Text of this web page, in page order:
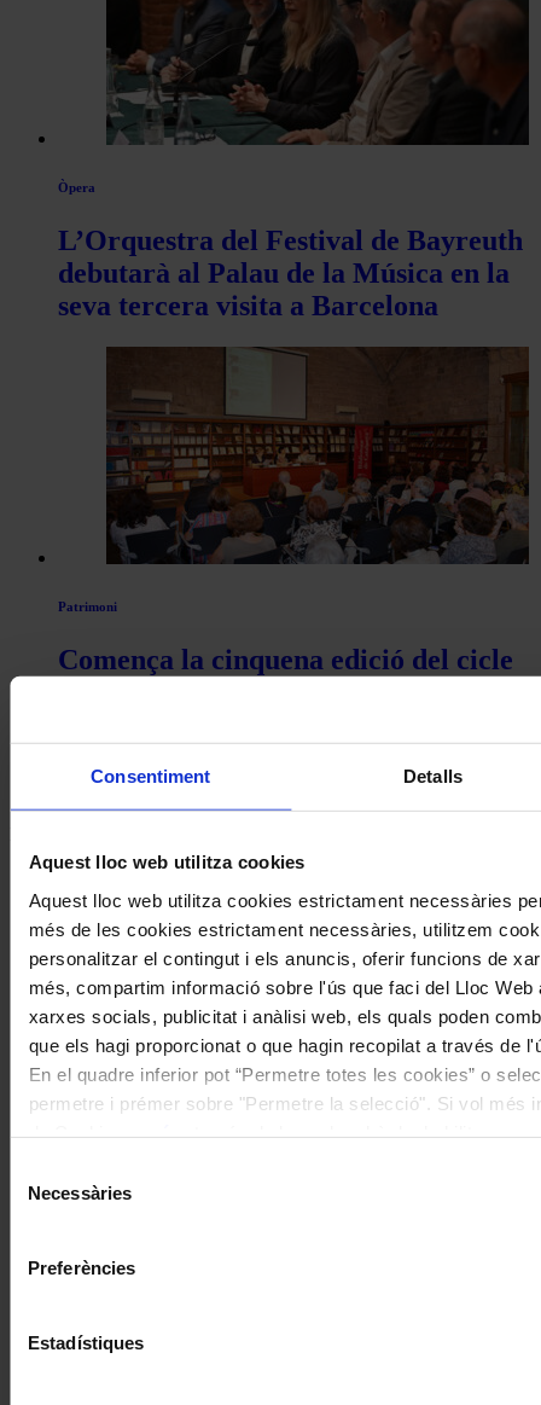
Consentiment Detalls
Aquest lloc web utilitza cookies
Aquest lloc web utilitza cookies estrictament necessàries
més de les cookies estrictament necessàries, utilitzem
personalitzar el contingut i els anuncis, oferir funcions de
més, compartim informació sobre l'ús que faci del Lloc Web
xarxes socials, publicitat i anàlisi web, els quals poden
que els hagi proporcionat o que hagin recopilat a través de
En el quadre inferior pot “Permetre totes les cookies” o
permetre i prémer sobre "Permetre la selecció". Si vol més
Necessàries
Preferències
Estadístiques
Òpera
L’Orquestra del Festival de Bayreuth
debutarà al Palau de la Música en la
seva tercera visita a Barcelona
Patrimoni
Comença la cinquena edició del cicle
Coneix la nostra publicació
Descomptes a altres cicles de concerts col·laboradors